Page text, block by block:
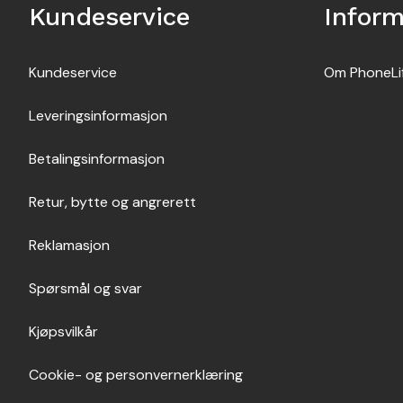
Kundeservice
Kundeservice
Leveringsinformasjon
Betalingsinformasjon
Retur, bytte og angrerett
Reklamasjon
Spørsmål og svar
Kjøpsvilkår
Cookie- og personvernerklæring
Om